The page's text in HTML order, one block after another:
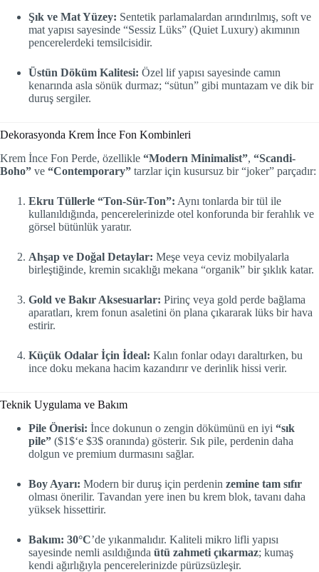
Şık ve Mat Yüzey: Sentetik parlamalardan arındırılmış, soft ve
mat yapısı sayesinde “Sessiz Lüks” (Quiet Luxury) akımının
pencerelerdeki temsilcisidir.
Üstün Döküm Kalitesi: Özel lif yapısı sayesinde camın
kenarında asla sönük durmaz; “sütun” gibi muntazam ve dik bir
duruş sergiler.
Dekorasyonda Krem İnce Fon Kombinleri
Krem İnce Fon Perde, özellikle “Modern Minimalist”, “Scandi-
Boho” ve “Contemporary” tarzlar için kusursuz bir “joker” parçadır:
Ekru Tüllerle “Ton-Sür-Ton”: Aynı tonlarda bir tül ile
kullanıldığında, pencerelerinizde otel konforunda bir ferahlık ve
görsel bütünlük yaratır.
Ahşap ve Doğal Detaylar: Meşe veya ceviz mobilyalarla
birleştiğinde, kremin sıcaklığı mekana “organik” bir şıklık katar.
Gold ve Bakır Aksesuarlar: Pirinç veya gold perde bağlama
aparatları, krem fonun asaletini ön plana çıkararak lüks bir hava
estirir.
Küçük Odalar İçin İdeal: Kalın fonlar odayı daraltırken, bu
ince doku mekana hacim kazandırır ve derinlik hissi verir.
Teknik Uygulama ve Bakım
Pile Önerisi: İnce dokunun o zengin dökümünü en iyi “sık
pile” ($1$‘e $3$ oranında) gösterir. Sık pile, perdenin daha
dolgun ve premium durmasını sağlar.
Boy Ayarı: Modern bir duruş için perdenin zemine tam sıfır
olması önerilir. Tavandan yere inen bu krem blok, tavanı daha
yüksek hissettirir.
Bakım: 30°C’de yıkanmalıdır. Kaliteli mikro lifli yapısı
sayesinde nemli asıldığında ütü zahmeti çıkarmaz; kumaş
kendi ağırlığıyla pencerelerinizde pürüzsüzleşir.